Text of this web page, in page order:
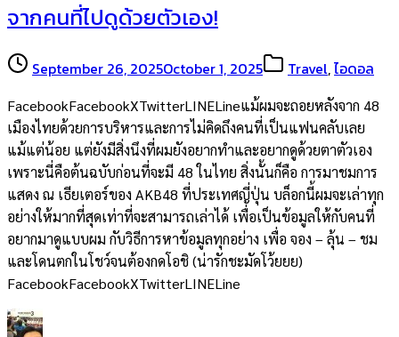
จากคนที่ไปดูด้วยตัวเอง!
September 26, 2025October 1, 2025 Travel,ไอดอล
FacebookFacebookXTwitterLINELineแม้ผมจะถอยหลังจาก 48
เมืองไทยด้วยการบริหารและการไม่คิดถึงคนที่เป็นแฟนคลับเลย
แม้แต่น้อย แต่ยังมีสิ่งนึงที่ผมยังอยากทำและอยากดูด้วยตาตัวเอง
เพราะนี่คือต้นฉบับก่อนที่จะมี 48 ในไทย สิ่งนั้นก็คือ การมาชมการ
แสดง ณ เธียเตอร์ของ AKB48 ที่ประเทศญี่ปุ่น บล็อกนี้ผมจะเล่าทุก
อย่างให้มากที่สุดเท่าที่จะสามารถเล่าได้ เพื่อเป็นข้อมูลให้กับคนที่
อยากมาดูแบบผม กับวิธีการหาข้อมูลทุกอย่าง เพื่อ จอง – ลุ้น – ชม
และโดนตกในโชว์จนต้องกดโอชิ (น่ารักชะมัดโว้ยยย)
FacebookFacebookXTwitterLINELine